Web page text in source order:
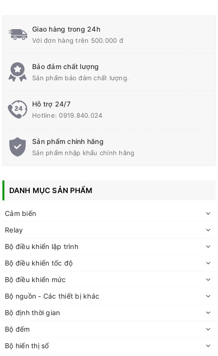
Giao hàng trong 24h
Với đơn hàng trên 500.000 đ
Bảo đảm chất lượng
Sản phẩm bảo đảm chất lượng.
Hỗ trợ 24/7
Hotline:0919.840.024
Sản phẩm chính hãng
Sản phẩm nhập khẩu chính hãng
DANH MỤC SẢN PHẨM
Cảm biến
Relay
Bộ điều khiển lập trình
Bộ điều khiển tốc độ
Bộ điều khiển mức
Bộ nguồn - Các thiết bị khác
Bộ định thời gian
Bộ đếm
Bộ hiển thị số